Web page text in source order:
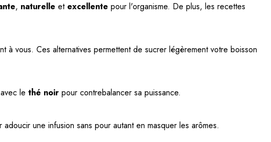
, naturelle et excellente pour l'organisme. De plus, les recettes
à vous. Ces alternatives permettent de sucrer légèrement votre boisson
le thé noir pour contrebalancer sa puissance.
une infusion sans pour autant en masquer les arômes.